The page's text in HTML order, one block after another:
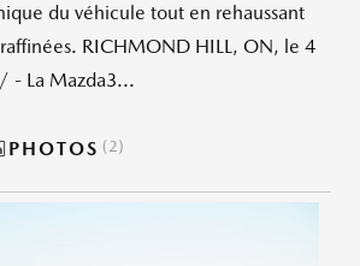
du véhicule tout en rehaussant
RICHMOND HILL, ON, le 4
- La Mazda3...
PHOTOS 2